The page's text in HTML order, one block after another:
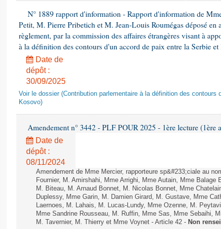
N° 1889 rapport d'information - Rapport d'information de
Petit, M. Pierre Pribetich et M. Jean-Louis Roumégas déposé
règlement, par la commission des affaires étrangères visant à
à la définition des contours d'un accord de paix entre la Serbie et
Date de
dépôt :
30/09/2025
Voir le dossier (Contribution parlementaire à la définition des contours
Kosovo)
Amendement n° 3442 - PLF POUR 2025 - 1ère lecture (1ère
Date de
dépôt :
08/11/2024
Amendement de Mme Mercier, rapporteure sp&#233;ciale au
Fournier, M. Amirshahi, Mme Arrighi, Mme Autain, Mme
M. Biteau, M. Arnaud Bonnet, M. Nicolas Bonnet, Mme
Duplessy, Mme Garin, M. Damien Girard, M. Gustave, Mme
Laernoes, M. Lahais, M. Lucas-Lundy, Mme Ozenne, M.
Mme Sandrine Rousseau, M. Ruffin, Mme Sas, Mme Sebaihi,
M. Tavernier, M. Thierry et Mme Voynet - Article 42 - Non